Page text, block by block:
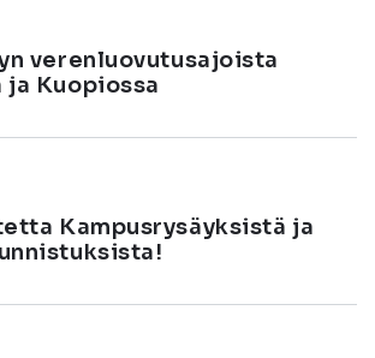
verenluovutusajoista
ja Kuopiossa
Kampusrysäyksistä ja